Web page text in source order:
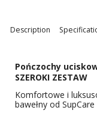
Description
Pończochy
SZEROKI ZESTAW
Komfortowe i
bawełny od